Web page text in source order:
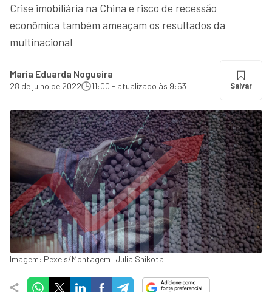
Crise imobiliária na China e risco de recessão
econômica também ameaçam os resultados da
multinacional
Maria Eduarda Nogueira
28 de julho de 2022 11:00 - atualizado às 9:53 Salvar
Imagem: Pexels/Montagem: Julia Shikota